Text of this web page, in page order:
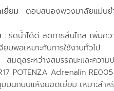
ยี่ยม : ตอบสนองพวงมาลัยแม่นยำ
: รีดน้ำได้ดี ลดการลื่นไถล เพิ่มค
ยบพอเหมาะกับการใช้งานทั่วไป
: สมดุลระหว่างสมรรถนะและความ
POTENZA Adrenalin
นถนนแห้งยอดเยี่ยม เหมาะสำ